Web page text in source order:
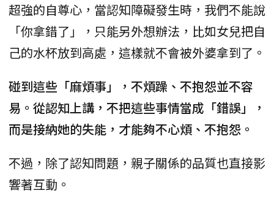
超強的自尊心，當認知障礙發生時，我們不能說
「你拿錯了」，只能另外想辦法，比如女兒把自
己的水杯放到高處，這樣就不會被外婆拿到了。
碰到這些「麻煩事」，不煩躁、不抱怨並不容
易。從認知上講，不把這些事情當成「錯誤」，
而是接納她的失能，才能夠不心煩、不抱怨。
不過，除了認知問題，親子關係的品質也直接影
響著互動。